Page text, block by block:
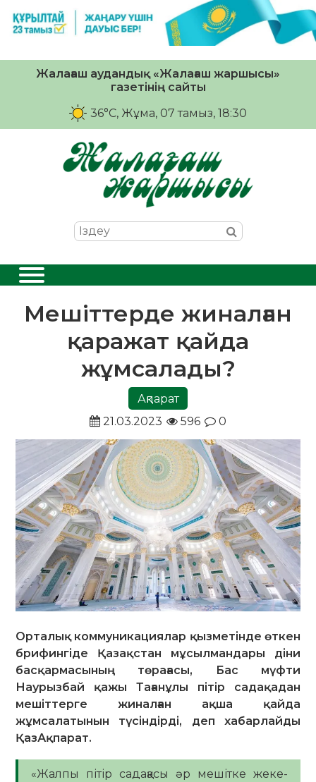
Жалағаш аудандық «Жалағаш жаршысы»
газетінің сайты
36°C, Жұма, 07 тамыз, 18:30
Мешіттерде жиналған
қаражат қайда
жұмсалады?
Ақпарат
21.03.2023
596 0
Орталық коммуникациялар қызметінде өткен
брифингіде Қазақстан мұсылмандары діни
басқармасының төрағасы, Бас мүфти
Наурызбай қажы Тағанұлы пітір садақадан
мешіттерге жиналған ақша қайда
жұмсалатынын түсіндірді, деп хабарлайды
ҚазАқпарат.
«Жалпы пітір садақасы әр мешітке жеке-